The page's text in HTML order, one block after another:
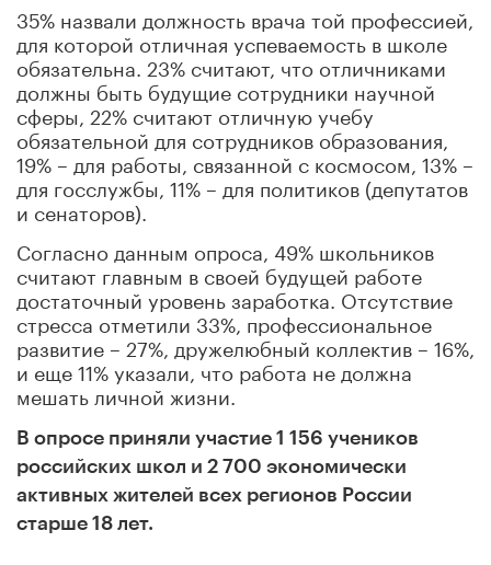
35% назвали должность врача той профессией,
для которой отличная успеваемость в школе
обязательна. 23% считают, что отличниками
должны быть будущие сотрудники научной
сферы, 22% считают отличную учебу
обязательной для сотрудников образования,
19% – для работы, связанной с космосом, 13% –
для госслужбы, 11% – для политиков (депутатов
и сенаторов).
Согласно данным опроса, 49% школьников
считают главным в своей будущей работе
достаточный уровень заработка. Отсутствие
стресса отметили 33%, профессиональное
развитие – 27%, дружелюбный коллектив – 16%,
и еще 11% указали, что работа не должна
мешать личной жизни.
В опросе приняли участие 1 156 учеников
российских школ и 2 700 экономически
активных жителей всех регионов России
старше 18 лет.